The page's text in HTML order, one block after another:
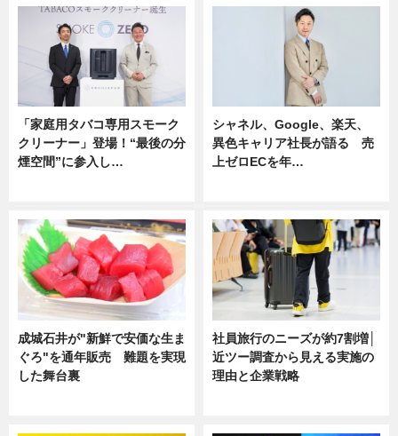
「家庭用タバコ専用スモーク
クリーナー」登場！“最後の分
煙空間”に参入し…
シャネル、Google、楽天、
異色キャリア社長が語る 売
上ゼロECを年…
成城石井が"新鮮で安価な生ま
ぐろ"を通年販売 難題を実現
した舞台裏
社員旅行のニーズが約7割増│
近ツー調査から見える実施の
理由と企業戦略